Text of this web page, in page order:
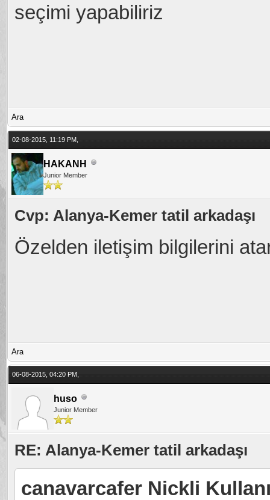
seçimi yapabiliriz
Ara
02-08-2015, 11:19 PM,
HAKANH
Junior Member
Cvp: Alanya-Kemer tatil arkadaşı
Özelden iletişim bilgilerini
Ara
06-08-2015, 04:20 PM,
huso
Junior Member
RE: Alanya-Kemer tatil arkadaşı
canavarcafer Nickli